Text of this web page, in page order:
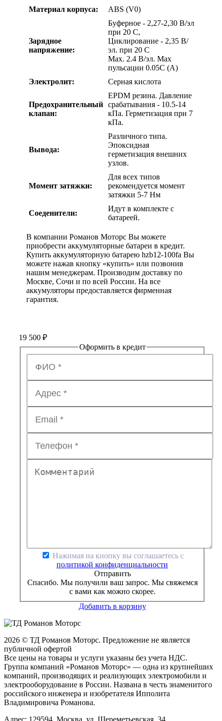
Материал корпуса: ABS (V0)
Зарядное
напряжение:
Буферное - 2,27-2,30 В/эл
при 20 C,
Циклирование - 2,35 В/
эл. при 20 C
Max. 2.4 В/эл. Max
пульсации 0.05C (A)
Электролит:
Серная кислота
Предохранительный
клапан:
EPDM резина. Давление
срабатывания - 10.5-14
кПa. Герметизация при 7
кПa.
Вывода:
Различного типа.
Эпоксидная
герметизация внешних
узлов.
Момент затяжки:
Для всех типов
рекомендуется момент
затяжки 5-7 Нм
Соеденители:
Идут в комплекте с
батареей.
В компании Романов Моторс Вы можете
приобрести аккумуляторные батареи в кредит.
Купить аккумуляторную батарею hzb12-100fa Вы
можете нажав кнопку «купить» или позвонив
нашим менеджерам. Производим доставку по
Москве, Сочи и по всей России. На все
аккумуляторы предоставляется фирменная
гарантия.
19 500 ₽
Оформить в кредит
Нажимая на кнопку вы соглашаетесь с
политикой конфиденциальности
Отправить
Спасибо. Мы получили ваш запрос. Мы свяжемся
с вами как можно скорее.
Добавить в корзину
2026 © ТД Романов Моторс. Предложение не является
публичной офертой
Все цены на товары и услуги указаны без учета НДС.
Группа компаний «Романов Моторс» — одна из крупнейших
компаний, производящих и реализующих электромобили и
электрооборудование в России. Названа в честь знаменитого
российского инженера и изобретателя Ипполита
Владимировича Романова.